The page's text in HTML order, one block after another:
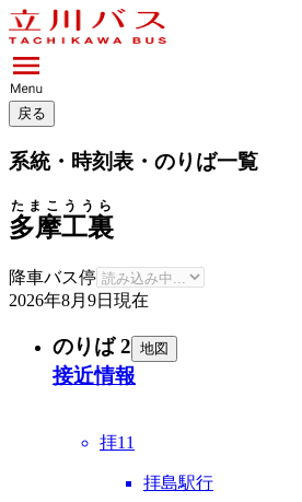
戻る
系統・時刻表・のりば一覧
多摩工裏
たまこううら
降車バス停
2026年8月9日 現在
のりば 2 地図
接近情報
拝11
拝島駅行